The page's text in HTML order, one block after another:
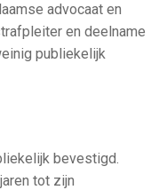
advocaat en
en deelname
publiekelijk
bevestigd.
tot zijn